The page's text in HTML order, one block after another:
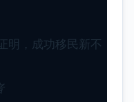
明，成功移民新不